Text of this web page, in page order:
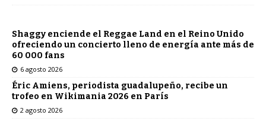
Shaggy enciende el Reggae Land en el Reino Unido
ofreciendo un concierto lleno de energía ante más de
60 000 fans
6 agosto 2026
Éric Amiens, periodista guadalupeño, recibe un
trofeo en Wikimania 2026 en París
2 agosto 2026